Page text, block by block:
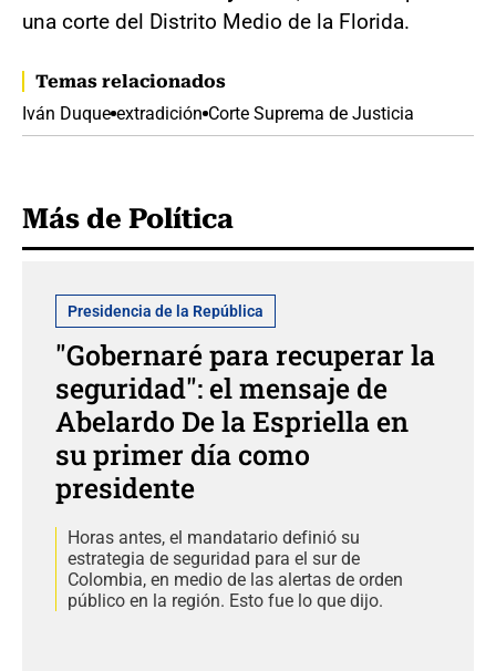
una corte del Distrito Medio de la Florida.
Temas relacionados
Iván Duque extradición Corte Suprema de Justicia
Más de Política
Presidencia de la República
"Gobernaré para recuperar la
seguridad": el mensaje de
Abelardo De la Espriella en
su primer día como
presidente
Horas antes, el mandatario definió su
estrategia de seguridad para el sur de
Colombia, en medio de las alertas de orden
público en la región. Esto fue lo que dijo.